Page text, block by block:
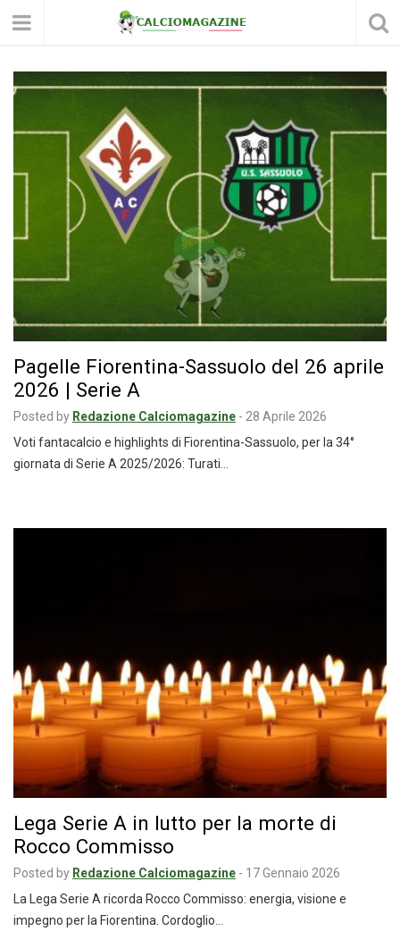
Pagelle Fiorentina-Sassuolo del 26 aprile
2026 | Serie A
Posted by Redazione Calciomagazine - 28 Aprile 2026
Voti fantacalcio e highlights di Fiorentina-Sassuolo, per la 34°
giornata di Serie A 2025/2026: Turati…
Lega Serie A in lutto per la morte di
Rocco Commisso
Posted by Redazione Calciomagazine - 17 Gennaio 2026
La Lega Serie A ricorda Rocco Commisso: energia, visione e
impegno per la Fiorentina. Cordoglio…